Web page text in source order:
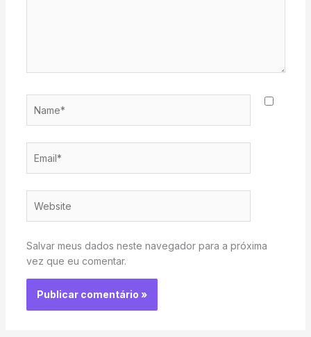
Salvar meus dados neste navegador para a próxima
vez que eu comentar.